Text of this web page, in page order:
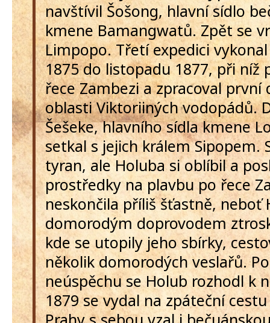
navštívil Šošong, hlavní sídlo
kmene Bamangwatů. Zpět se
Limpopo. Třetí expedici
1875 do listopadu 1877, při níž
řece Zambezi a zpracoval
oblasti Viktoriiných vodopádů.
Šešeke, hlavního sídla kmene
setkal s jejich králem Sipopem.
tyran, ale Holuba si oblíbil a
prostředky na plavbu po řece
neskončila příliš šťastně, neboť
domorodým doprovodem
kde se utopily jeho sbírky,
několik domorodých veslařů.
neúspěchu se Holub rozhodl k
1879 se vydal na zpáteční